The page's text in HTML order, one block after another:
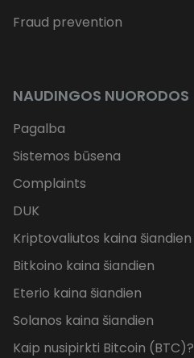
Fraud prevention
NAUDINGOS NUORODOS
Pagalba
Sistemos būsena
Complaints
DUK
Kriptovaliutos kaina šiandien
Bitkoino kaina šiandien
Eterio kaina šiandien
Solanos kaina šiandien
Kaip nusipirkti Bitcoin (BTC)?